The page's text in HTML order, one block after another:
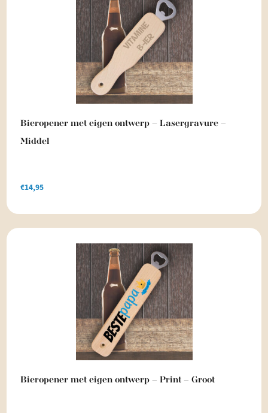
Bieropener met eigen ontwerp – Lasergravure –
Middel
€14,95
Bieropener met eigen ontwerp – Print – Groot